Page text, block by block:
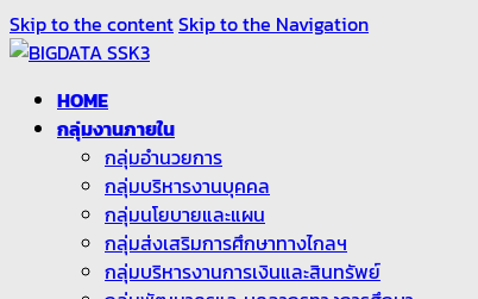
Skip to the contentSkip to the Navigation
HOME
กลุ่มงานภายใน
กลุ่มอำนวยการ
กลุ่มบริหารงานบุคคล
กลุ่มนโยบายและแผน
กลุ่มส่งเสริมการศึกษาทางไกลฯ
กลุ่มบริหารงานการเงินและสินทรัพย์